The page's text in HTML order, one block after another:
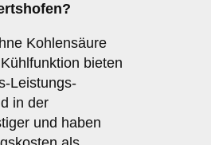
Kohlensäure
bieten
Leistungs-
in der
und haben